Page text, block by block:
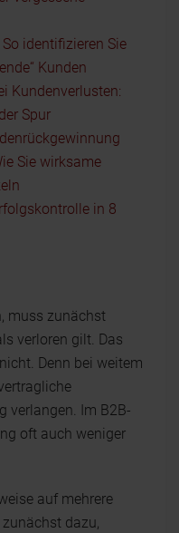
identifizieren Sie
Kunden
Kundenverlusten:
Spur
Sie wirksame
in 8
muss zunächst
verloren gilt. Das
Denn bei weitem
verlangen. Im B2B-
oft auch weniger
auf mehrere
dazu,